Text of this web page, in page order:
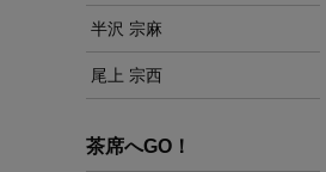
半沢 宗麻
尾上 宗西
茶席へGO！